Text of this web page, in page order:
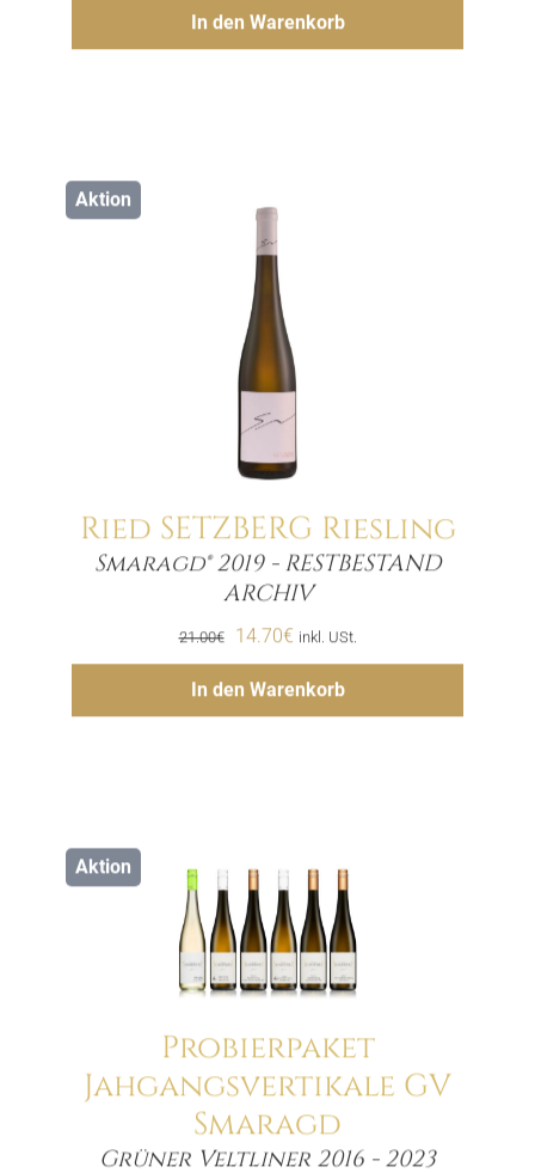
In den Warenkorb
Hinzufügen
Aktion
Ried SETZBERG Riesling
Smaragd® 2019 - RESTBESTAND
ARCHIV
21.00€
Ursprünglicher
Preis
war:
14.70€Aktueller
Preis
ist:
inkl. USt.
In den Warenkorb
Menge
Hinzufügen
Aktion
Probierpaket
Jahgangsvertikale GV
Smaragd
Grüner Veltliner 2016 - 2023
Menge